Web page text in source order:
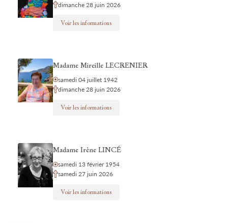
dimanche 28 juin 2026
Voir les informations
Madame Mireille LECRENIER
samedi 04 juillet 1942
dimanche 28 juin 2026
Voir les informations
Madame Irène LINCÉ
samedi 13 février 1954
samedi 27 juin 2026
Voir les informations